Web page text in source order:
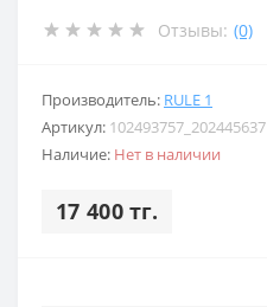
Отзывы: (0)
Производитель: RULE 1
Артикул: 102493757_202445637
Наличие: Нет в наличии
17 400 тг.